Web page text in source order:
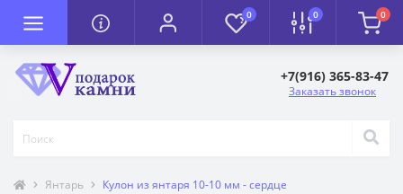
0 0 0
+7(916) 365-83-47
Заказать звонок
Янтарь Кулон из янтаря 10-10 мм - сердце